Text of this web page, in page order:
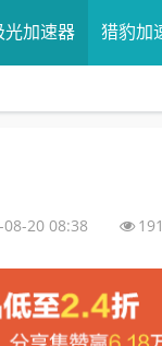
光加速器 猎豹加
20 08:38 191